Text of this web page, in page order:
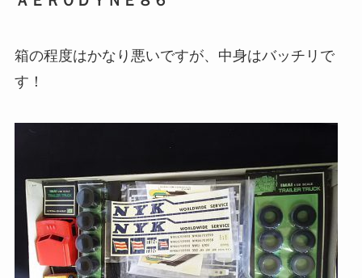
箱の程度はかなり悪いですが、中身はバッチリで
す！